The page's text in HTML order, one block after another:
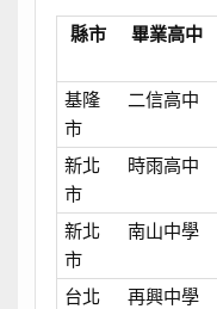
縣市 畢業高中
基隆
市
二信高中
新北
市
時雨高中
新北
市
南山中學
台北
再興中學